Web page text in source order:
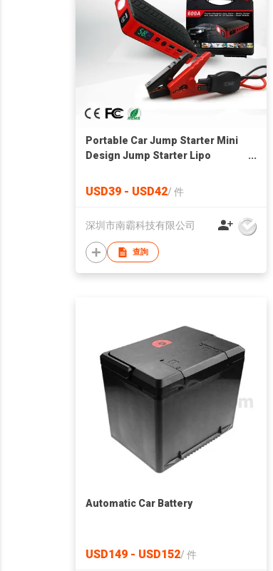
Portable Car Jump Starter Mini
Design Jump Starter Lipo
USD39 - USD42/ 件
深圳市南霸科技有限公司
查詢
Automatic Car Battery
USD149 - USD152/ 件